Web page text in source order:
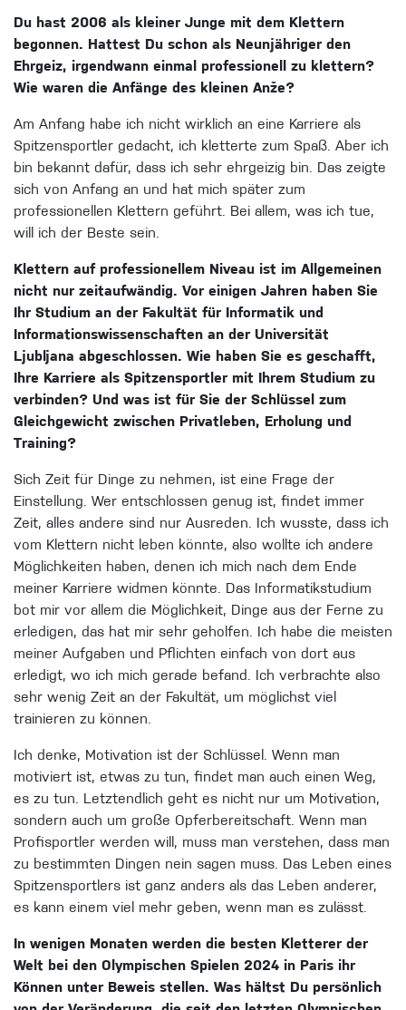
Du hast 2006 als kleiner Junge mit dem Klettern
begonnen. Hattest Du schon als Neunjähriger den
Ehrgeiz, irgendwann einmal professionell zu klettern?
Wie waren die Anfänge des kleinen Anže?
Am Anfang habe ich nicht wirklich an eine Karriere als
Spitzensportler gedacht, ich kletterte zum Spaß. Aber ich
bin bekannt dafür, dass ich sehr ehrgeizig bin. Das zeigte
sich von Anfang an und hat mich später zum
professionellen Klettern geführt. Bei allem, was ich tue,
will ich der Beste sein.
Klettern auf professionellem Niveau ist im Allgemeinen
nicht nur zeitaufwändig. Vor einigen Jahren haben Sie
Ihr Studium an der Fakultät für Informatik und
Informationswissenschaften an der Universität
Ljubljana abgeschlossen. Wie haben Sie es geschafft,
Ihre Karriere als Spitzensportler mit Ihrem Studium zu
verbinden? Und was ist für Sie der Schlüssel zum
Gleichgewicht zwischen Privatleben, Erholung und
Training?
Sich Zeit für Dinge zu nehmen, ist eine Frage der
Einstellung. Wer entschlossen genug ist, findet immer
Zeit, alles andere sind nur Ausreden. Ich wusste, dass ich
vom Klettern nicht leben könnte, also wollte ich andere
Möglichkeiten haben, denen ich mich nach dem Ende
meiner Karriere widmen könnte. Das Informatikstudium
bot mir vor allem die Möglichkeit, Dinge aus der Ferne zu
erledigen, das hat mir sehr geholfen. Ich habe die meisten
meiner Aufgaben und Pflichten einfach von dort aus
erledigt, wo ich mich gerade befand. Ich verbrachte also
sehr wenig Zeit an der Fakultät, um möglichst viel
trainieren zu können.
Ich denke, Motivation ist der Schlüssel. Wenn man
motiviert ist, etwas zu tun, findet man auch einen Weg,
es zu tun. Letztendlich geht es nicht nur um Motivation,
sondern auch um große Opferbereitschaft. Wenn man
Profisportler werden will, muss man verstehen, dass man
zu bestimmten Dingen nein sagen muss. Das Leben eines
Spitzensportlers ist ganz anders als das Leben anderer,
es kann einem viel mehr geben, wenn man es zulässt.
In wenigen Monaten werden die besten Kletterer der
Welt bei den Olympischen Spielen 2024 in Paris ihr
Können unter Beweis stellen. Was hältst Du persönlich